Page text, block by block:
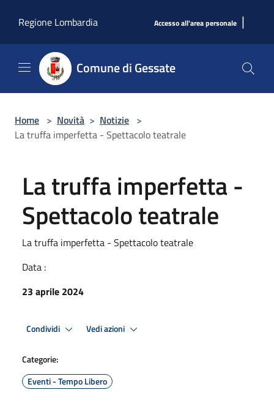
Regione Lombardia
Accesso all'area personale |
Comune di Gessate
Home > Novità > Notizie >
La truffa imperfetta - Spettacolo teatrale
La truffa imperfetta -
Spettacolo teatrale
La truffa imperfetta - Spettacolo teatrale
Data :
23 aprile 2024
Condividi Vedi azioni
Categorie:
Eventi - Tempo Libero